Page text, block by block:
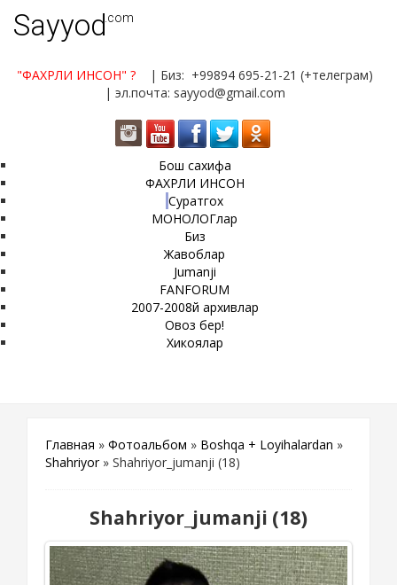
Sayyod.com
"ФАХРЛИ ИНСОН" ?
| Биз: +99894 695-21-21 (+телеграм)
| эл.почта: sayyod@gmail.com
Бош сахифа
ФАХРЛИ ИНСОН
Суратгох
МОНОЛОГлар
Биз
Жавоблар
Jumanji
FANFORUM
2007-2008й архивлар
Овоз бер!
Хикоялар
Главная » Фотоальбом » Boshqa + Loyihalardan »
Shahriyor» Shahriyor_jumanji (18)
Shahriyor_jumanji (18)